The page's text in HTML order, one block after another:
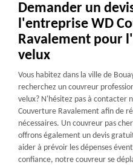
Demander un
l'entreprise WD
Ravalement pour
velux
Vous habitez dans la ville de
recherchez un couvreur
velux? N'hésitez pas à contacter
Couverture Ravalement afin de
nécessaires. Un couvreur pas
offrons également un devis
aider à prévoir les dépenses
confiance, notre couvreur se